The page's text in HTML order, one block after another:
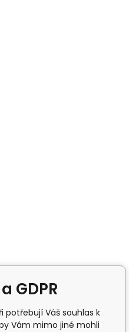
GDPR
potřebují Váš souhlas k
Vám mimo jiné mohli